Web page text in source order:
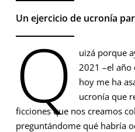
Un ejercicio de ucronía
Q
uizá porque
2021 –el año
hoy me ha
ucronía que
ficciones que nos creamos
preguntándome qué habría